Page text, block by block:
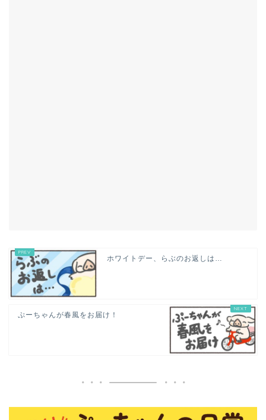
ホワイトデー、らぶのお返しは…
ぷーちゃんが春風をお届け！